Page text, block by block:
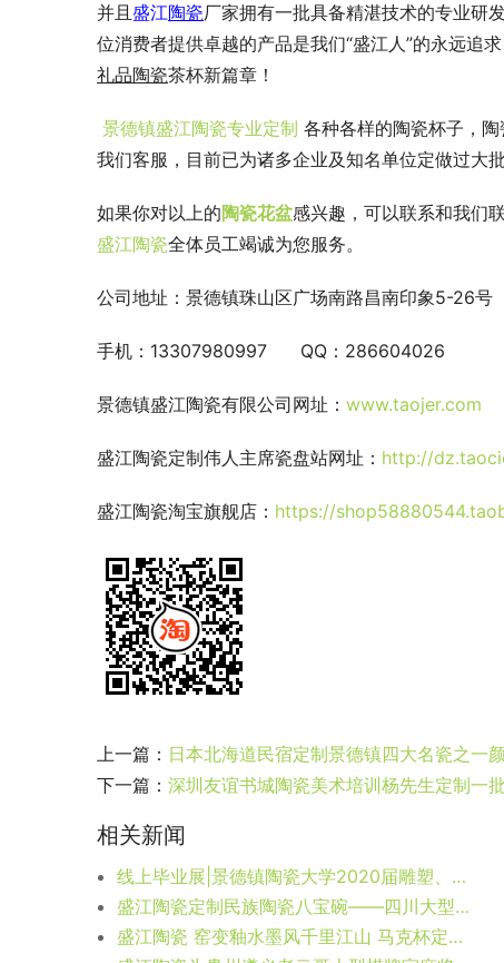
并且 盛江陶瓷厂家拥有一批具备精湛技术的专业研
位消费者提供卓越的产品是我们“盛江人”的永远追
礼品陶瓷茶杯新篇章！
景德镇盛江陶瓷专业定制 各种各样的陶瓷杯子，
我们客服，目前已为诸多企业及知名单位定做过大
如果你对以上的陶瓷花盆感兴趣，可以联系和我们
盛江陶瓷全体员工竭诚为您服务。
公司地址：景德镇珠山区广场南路昌南印象5-26号
手机：13307980997      QQ：286604026
景德镇盛江陶瓷有限公司网址： www.taojer.com
盛江陶瓷定制伟人主席瓷盘站网址： http://
盛江陶瓷淘宝旗舰店： https://
上一篇： 日本北海道民宿定制景德镇四大名瓷之一
下一篇： 深圳友谊书城陶瓷美术培训杨先生定制一
相关新闻
线上毕业展|景德镇陶瓷大学2020届雕塑、陶艺专业优秀作品
盛江陶瓷定制民族陶瓷八宝碗——四川大型寺庙定制藏式民族八宝碗8000个
盛江陶瓷 窑变釉水墨风千里江山 马克杯定制：专属诗意，从 “底” 而生